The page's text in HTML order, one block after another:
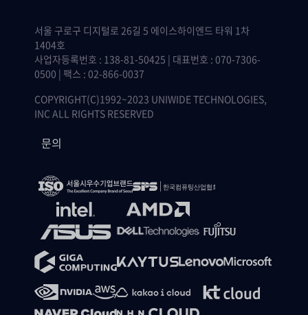
서울 구로구 디지털로 26길 5 에이스하이엔드 타워 1차
1404호
사업자등록번호 : 138-81-50425 | 대표번호 : 070-7306-
0500 | 팩스 : 02-866-0037
COPYRIGHT(C)1992~2023 UNIWIDE TECHNOLOGIES,
INC ALL RIGHTS RESERVED
문의